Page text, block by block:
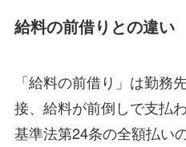
給料の前借りとの違い
「給料の前借り」は勤務
接、給料が前倒しで支払
基準法第24条の全額払い